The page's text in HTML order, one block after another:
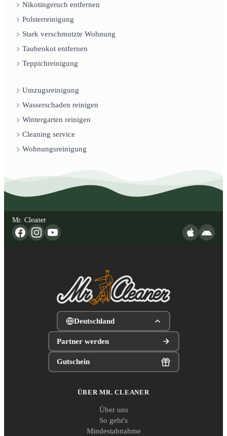
Nikotingeruch entfernen
Polsterreinigung
Stark verschmutzte Wohnung
Taubenkot entfernen
Teppichreinigung
Umzugsreinigung
Wasserschaden reinigen
Wintergarten reinigen
Cleaning service
Wohnungsreinigung
Mr. Cleaner
Deutschland
Partner werden
Gutschein
ÜBER MR. CLEANER
Über uns
So geht's
Mindestabnahme